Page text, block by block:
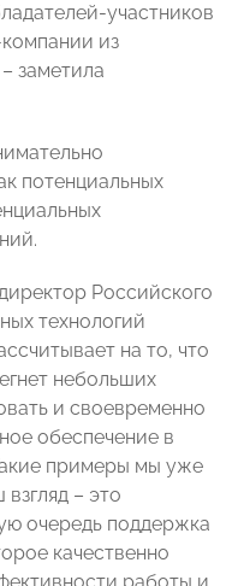
участников
из
заметила
потенциальных
Российского
технологий
на то, что
небольших
и своевременно
обеспечение в
примеры мы уже
– это
очередь поддержка
качественно